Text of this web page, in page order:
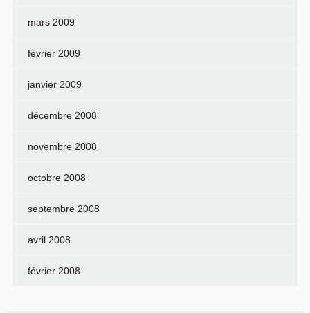
mars 2009
février 2009
janvier 2009
décembre 2008
novembre 2008
octobre 2008
septembre 2008
avril 2008
février 2008